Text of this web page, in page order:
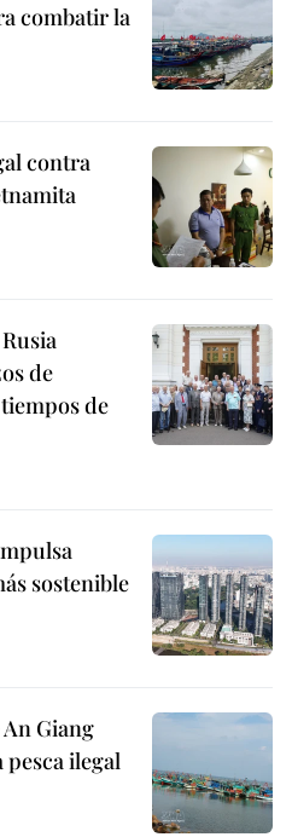
combatir la
contra
de
de
sostenible
Giang
ilegal